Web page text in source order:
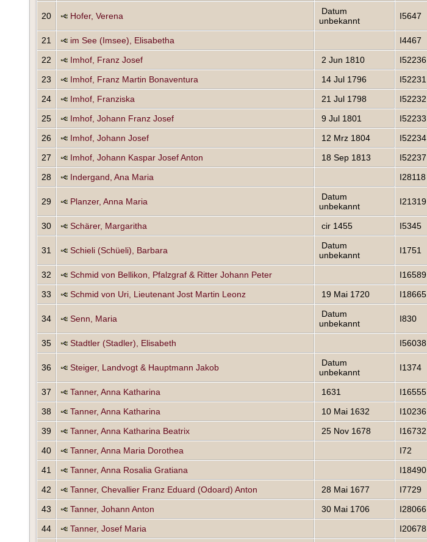
20 Hofer, Verena
Datum
unbekannt
I5647
21 im See (Imsee), Elisabetha I4467
22
Imhof, Franz Josef 2 Jun 1810 I52236
23
Imhof, Franz Martin Bonaventura 14 Jul 1796 I52231
24
Imhof, Franziska 21 Jul 1798 I52232
25
Imhof, Johann Franz Josef 9 Jul 1801 I52233
26
Imhof, Johann Josef 12 Mrz 1804 I52234
27
Imhof, Johann Kaspar Josef Anton 18 Sep 1813 I52237
28
Indergand, Ana Maria I28118
29 Planzer, Anna Maria
Datum
unbekannt
I21319
30 Schärer, Margaritha cir 1455 I5345
31 Schieli (Schüeli), Barbara
Datum
unbekannt
I1751
32 Schmid von Bellikon, Pfalzgraf & Ritter Johann Peter I16589
33
Schmid von Uri, Lieutenant Jost Martin Leonz 19 Mai 1720 I18665
34 Senn, Maria
Datum
unbekannt
I830
35 Stadtler (Stadler), Elisabeth I56038
36 Steiger, Landvogt & Hauptmann Jakob
Datum
unbekannt
I1374
37 Tanner, Anna Katharina 1631 I16555
38
Tanner, Anna Katharina 10 Mai 1632 I10236
39
Tanner, Anna Katharina Beatrix 25 Nov 1678 I16732
40
Tanner, Anna Maria Dorothea I72
41
Tanner, Anna Rosalia Gratiana I18490
42
Tanner, Chevallier Franz Eduard (Odoard) Anton 28 Mai 1677 I7729
43
Tanner, Johann Anton 30 Mai 1706 I28066
44
Tanner, Josef Maria I20678